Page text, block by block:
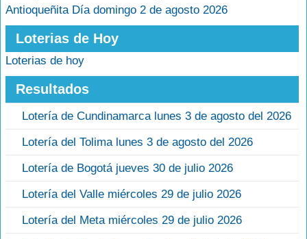
Antioqueñita Día domingo 2 de agosto 2026
Loterias de Hoy
Loterias de hoy
Resultados
Lotería de Cundinamarca lunes 3 de agosto del 2026
Lotería del Tolima lunes 3 de agosto del 2026
Lotería de Bogotá jueves 30 de julio 2026
Lotería del Valle miércoles 29 de julio 2026
Lotería del Meta miércoles 29 de julio 2026